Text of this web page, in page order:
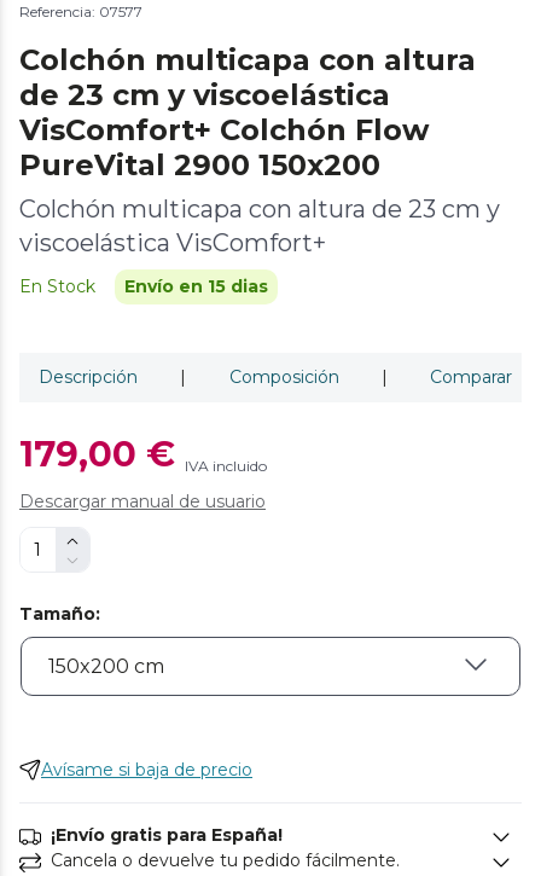
Referencia: 07577
Colchón multicapa con altura
de 23 cm y viscoelástica
VisComfort+ Colchón Flow
PureVital 2900 150x200
Colchón multicapa con altura de 23 cm y
viscoelástica VisComfort+
En Stock Envío en 15 dias
Descripción | Composición | Comparar
179,00 € IVA incluido
Descargar manual de usuario
Tamaño:
Avísame si baja de precio
¡Envío gratis para España!
Cancela o devuelve tu pedido fácilmente.